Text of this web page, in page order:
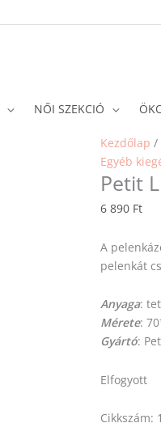
NŐI SZEKCIÓ
Kezdőlap /
Egyéb
Petit
6 890 Ft
A
pelenkát
Anyaga:
Mérete:
Gyártó:
Elfogyott
Cikkszám: